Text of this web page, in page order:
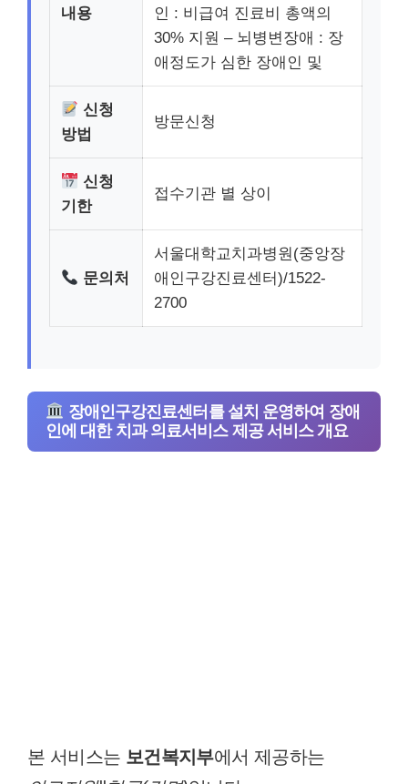
내용
인 : 비급여 진료비 총액의
30% 지원 – 뇌병변장애 : 장
애정도가 심한 장애인 및
신청
방법
방문신청
신청
기한
접수기관 별 상이
문의처
서울대학교치과병원(중앙장
애인구강진료센터)/1522-
2700
장애인구강진료센터를 설치 운영하여 장애
인에 대한 치과 의료서비스 제공 서비스 개요
본 서비스는 보건복지부에서 제공하는